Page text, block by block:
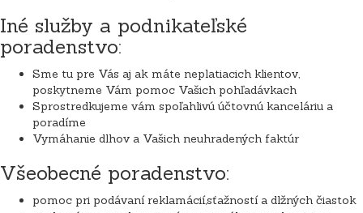
Iné služby a podnikateľské
poradenstvo:
Sme tu pre Vás aj ak máte neplatiacich klientov,
poskytneme Vám pomoc Vašich pohľadávkach
Sprostredkujeme vám spoľahlivú účtovnú kanceláriu a
poradíme
Vymáhanie dlhov a Vašich neuhradených faktúr
Všeobecné poradenstvo:
pomoc pri podávaní reklamácií,sťažností a dlžných čiastok